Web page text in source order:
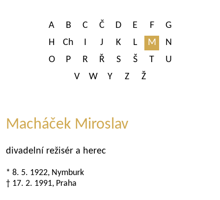
A B C Č D E F
G
H
Ch I J K L M
N
O
P R Ř S Š T
U
V
W Y Z Ž
Macháček Miroslav
divadelní režisér a herec
* 8. 5. 1922, Nymburk
† 17. 2. 1991, Praha